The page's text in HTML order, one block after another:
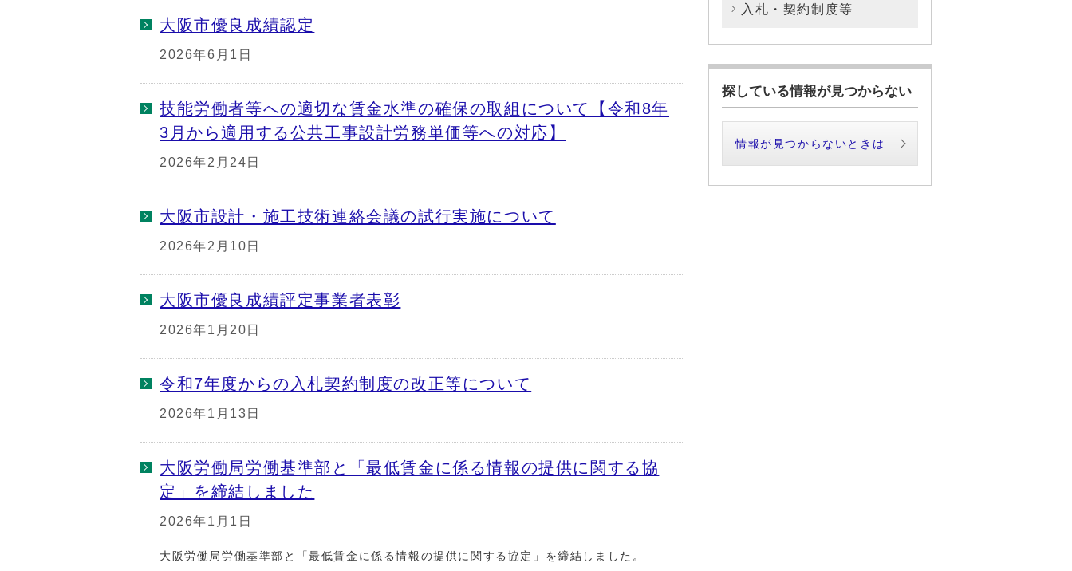
大阪市優良成績認定
2026年6月1日
技能労働者等への適切な賃金水準の確保の取組について【令和8年
3月から適用する公共工事設計労務単価等への対応】
2026年2月24日
大阪市設計・施工技術連絡会議の試行実施について
2026年2月10日
大阪市優良成績評定事業者表彰
2026年1月20日
令和7年度からの入札契約制度の改正等について
2026年1月13日
大阪労働局労働基準部と「最低賃金に係る情報の提供に関する協
定」を締結しました
2026年1月1日
大阪労働局労働基準部と「最低賃金に係る情報の提供に関する協定」を締結しました。
入札・契約制度等
探している情報が見つからない
情報が見つからないときは